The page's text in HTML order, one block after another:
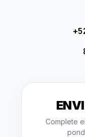
Complete